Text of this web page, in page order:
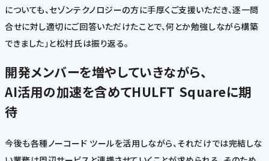
についても、セゾンテクノロジーの方に手厚くご支援いただき、逐一問
合せに対し適切にご回答いただけたことで、何とか勉強しながら構築
できました」と松村氏は振り返る。
開発メンバーを増やしていきながら、
AI活用の加速を含めてHULFT Squareに期
待
今後も各種ノーコード ツールを活用しながら、それだけでは完結しな